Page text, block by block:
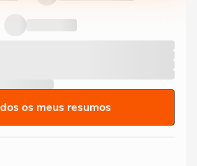
os meus resumos